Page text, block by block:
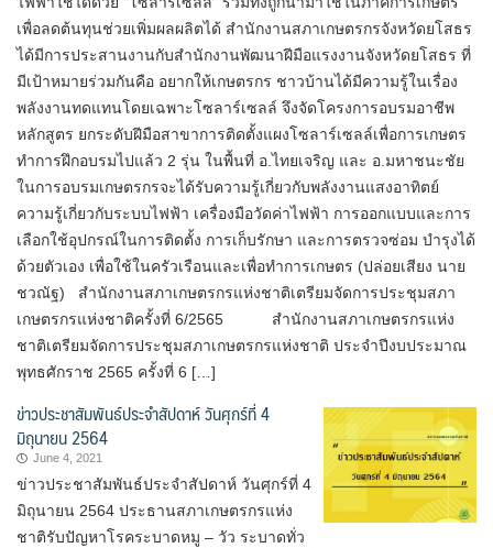
เพื่อลดต้นทุนช่วยเพิ่มผลผลิตได้ สำนักงานสภาเกษตรกรจังหวัดยโสธร
ได้มีการประสานงานกับสำนักงานพัฒนาฝีมือแรงงานจังหวัดยโสธร ที่
มีเป้าหมายร่วมกันคือ อยากให้เกษตรกร ชาวบ้านได้มีความรู้ในเรื่อง
พลังงานทดแทนโดยเฉพาะโซลาร์เซลล์ จึงจัดโครงการอบรมอาชีพ
หลักสูตร ยกระดับฝีมือสาขาการติดตั้งแผงโซลาร์เซลล์เพื่อการเกษตร
ทำการฝึกอบรมไปแล้ว 2 รุ่น ในพื้นที่ อ.ไทยเจริญ และ อ.มหาชนะชัย
ในการอบรมเกษตรกรจะได้รับความรู้เกี่ยวกับพลังงานแสงอาทิตย์
ความรู้เกี่ยวกับระบบไฟฟ้า เครื่องมือวัดค่าไฟฟ้า การออกแบบและการ
เลือกใช้อุปกรณ์ในการติดตั้ง การเก็บรักษา และการตรวจซ่อม บำรุงได้
ด้วยตัวเอง เพื่อใช้ในครัวเรือนและเพื่อทำการเกษตร (ปล่อยเสียง นาย
ชวณัฐ) สำนักงานสภาเกษตรกรแห่งชาติเตรียมจัดการประชุมสภา
เกษตรกรแห่งชาติครั้งที่ 6/2565 สำนักงานสภาเกษตรกรแห่ง
ชาติเตรียมจัดการประชุมสภาเกษตรกรแห่งชาติ ประจำปีงบประมาณ
พุทธศักราช 2565 ครั้งที่ 6 […]
ข่าวประชาสัมพันธ์ประจำสัปดาห์ วันศุกร์ที่ 4
มิถุนายน 2564
June 4, 2021
ข่าวประชาสัมพันธ์ประจำสัปดาห์ วันศุกร์ที่ 4
มิถุนายน 2564 ประธานสภาเกษตรกรแห่ง
ชาติรับปัญหาโรคระบาดหมู – วัว ระบาดทั่ว